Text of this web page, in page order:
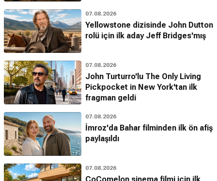
07.08.2026
Yellowstone dizisinde John Dutton
rolü için ilk aday Jeff Bridges'mış
07.08.2026
John Turturro'lu The Only Living
Pickpocket in New York'tan ilk
fragman geldi
07.08.2026
İmroz'da Bahar filminden ilk ön afiş
paylaşıldı
07.08.2026
CoComelon sinema filmi için ilk